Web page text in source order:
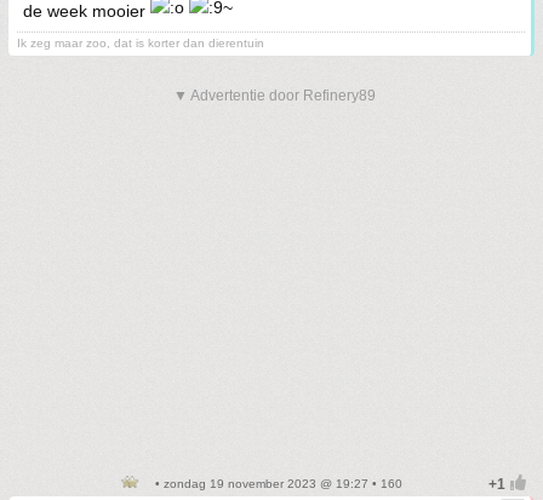
de week mooier
Ik zeg maar zoo, dat is korter dan dierentuin
▼ Advertentie door Refinery89
• zondag 19 november 2023 @ 19:27 • 160